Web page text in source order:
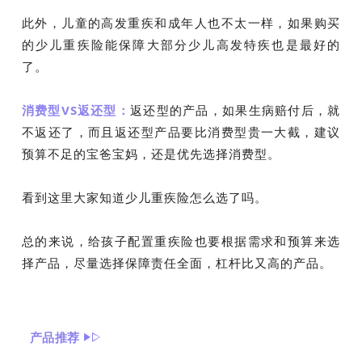
此外，儿童的高发重疾和成年人也不太一样，如果购买
的少儿重疾险能保障大部分少儿高发特疾也是最好的
了。
消费型VS返还型：返还型的产品，如果生病赔付后，就
不返还了，而且返还型产品要比消费型贵一大截，建议
预算不足的宝爸宝妈，还是优先选择消费型。
看到这里大家知道少儿重疾险怎么选了吗。
总的来说，给孩子配置重疾险也要根据需求和预算来选
择产品，尽量选择保障责任全面，杠杆比又高的产品。
产品推荐